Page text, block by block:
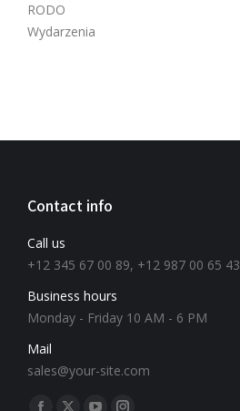
RODO
Wydarzenia
Contact info
Call us
+12 345 67 00 89, +12 987 00 65 43
Business hours
Monday - Friday 10 AM - 6 PM
Mail
sales@your-site.com
Znajdź nas na: